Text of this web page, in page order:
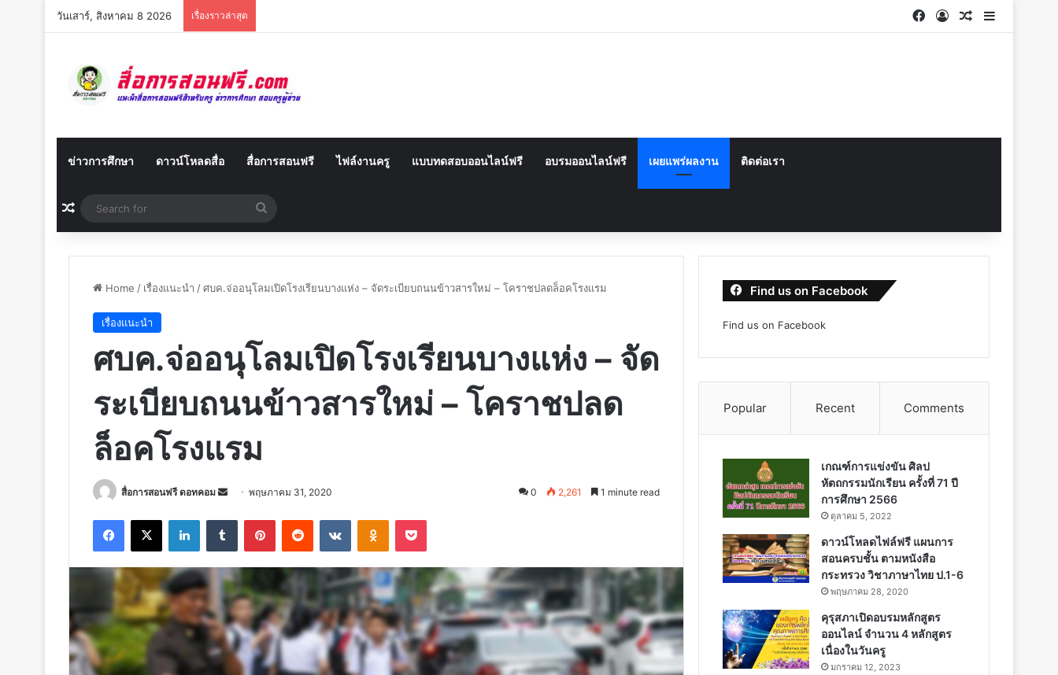
วันเสาร์, สิงหาคม 8 2026 เรื่องราวล่าสุด Facebook
Log InRandom
Sidebar
ข่าวการศึกษา ดาวน์โหลดสื่อ สื่อการสอนฟรี ไฟล์งานครู แบบทดสอบออนไลน์ฟรี อบรมออนไลน์ฟรี เผยแพร่ผลงาน ติดต่อเรา
Random Article
for
Home / เรื่องแนะนำ /ศบค.จ่ออนุโลมเปิดโรงเรียนบางแห่ง – จัดระเบียบถนนข้าวสารใหม่ – โคราชปลดล็อคโรงแรม
เรื่องแนะนำ
ศบค.จ่ออนุโลมเปิดโรงเรียนบางแห่ง – จัด
ระเบียบถนนข้าวสารใหม่ – โคราชปลด
ล็อคโรงแรม
สื่อการสอนฟรี ดอทคอม
Sendพฤษภาคม 31, 2020 0 2,261 1 minute read
Facebook
X LinkedInTumblr PinterestReddit VKontakteOdnoklassniki
Pocket
Find us on Facebook
Find us on Facebook
Popular Recent Comments
เกณฑ์การแข่งขัน ศิลป
หัตถกรรมนักเรียน ครั้งที่ 71 ปี
การศึกษา 2566
ตุลาคม 5, 2022
ดาวน์โหลดไฟล์ฟรี แผนการ
สอนครบชั้น ตามหนังสือ
กระทรวง วิชาภาษาไทย ป.1-6
พฤษภาคม 28, 2020
คุรุสภาเปิดอบรมหลักสูตร
ออนไลน์ จำนวน 4 หลักสูตร
เนื่องในวันครู
มกราคม 12, 2023